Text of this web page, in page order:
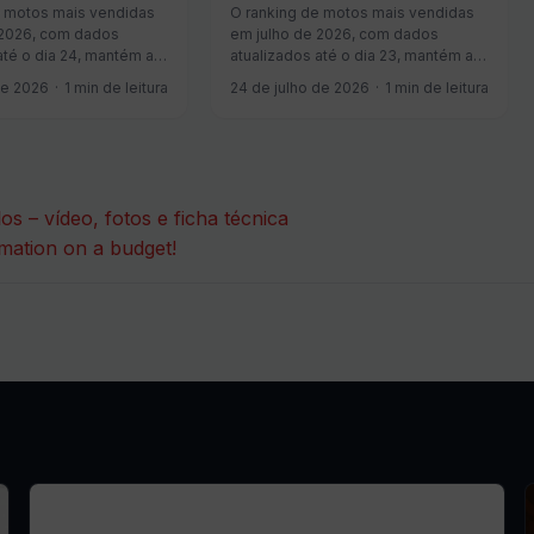
motos mais vendidas
com dados
o dia 24, mantém a
unidades vendidas no
2026 1 min de leitura
O ranking de motos mais vendidas
em julho de 2026, com dados
atualizados até o dia 23, mantém a
soma 35.416 unidades vendidas no
24 de julho de 2026 1 min de leitura
– vídeo, fotos e ficha técnica
on a budget!